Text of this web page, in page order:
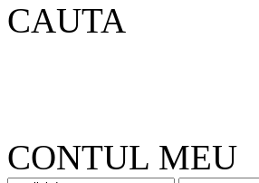
CAUTA
CONTUL MEU